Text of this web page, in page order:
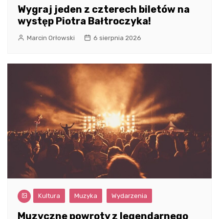
Wygraj jeden z czterech biletów na
występ Piotra Bałtroczyka!
Marcin Orłowski 6 sierpnia 2026
Kultura Muzyka Wydarzenia
Muzyczne powroty z legendarnego